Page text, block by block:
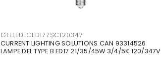
GELLEDLCED177SC120347
CURRENT LIGHTING SOLUTIONS CAN 93314526
LAMPE DEL TYPE B ED17 21/35/45W 3/4/5K 120/347V